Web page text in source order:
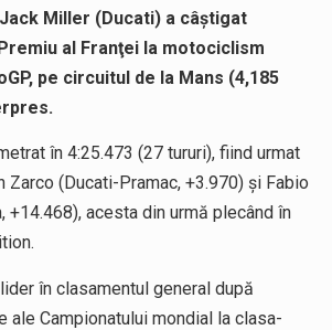
Miller (Ducati) a câştigat
al Franţei la motociclism
pe circuitul de la Mans (4,185
în 4:25.473 (27 tururi), fiind urmat
Zarco (Ducati-Pramac, +3.970) şi Fabio
+14.468), acesta din urmă plecând în
în clasamentul general după
ale Campionatului mondial la clasa-